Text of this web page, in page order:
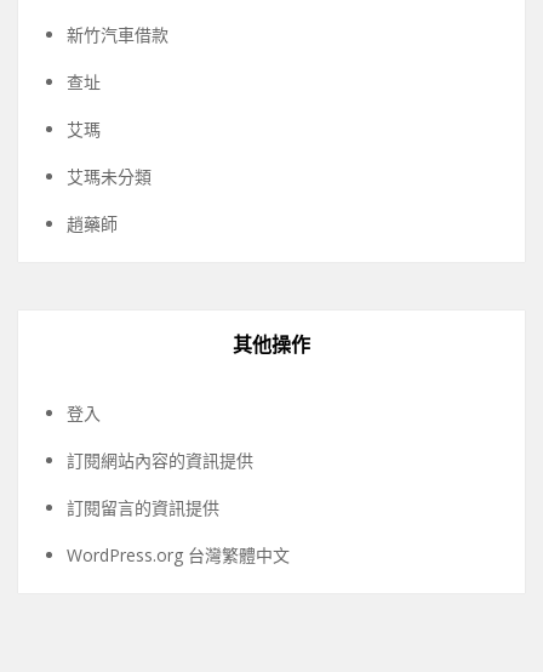
新竹汽車借款
查址
艾瑪
艾瑪未分類
趙藥師
其他操作
登入
訂閱網站內容的資訊提供
訂閱留言的資訊提供
WordPress.org 台灣繁體中文